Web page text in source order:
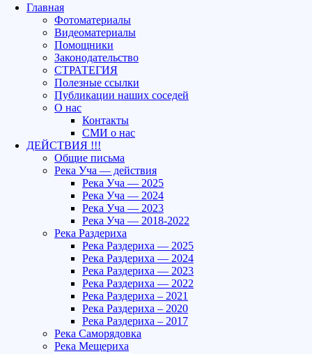
Главная
Фотоматериалы
Видеоматериалы
Помощники
Законодательство
СТРАТЕГИЯ
Полезные ссылки
Публикации наших соседей
О нас
Контакты
СМИ о нас
ДЕЙСТВИЯ !!!
Общие письма
Река Уча — действия
Река Уча — 2025
Река Уча — 2024
Река Уча — 2023
Река Уча — 2018-2022
Река Раздериха
Река Раздериха — 2025
Река Раздериха — 2024
Река Раздериха — 2023
Река Раздериха — 2022
Река Раздериха – 2021
Река Раздериха – 2020
Река Раздериха – 2017
Река Саморядовка
Река Мещериха